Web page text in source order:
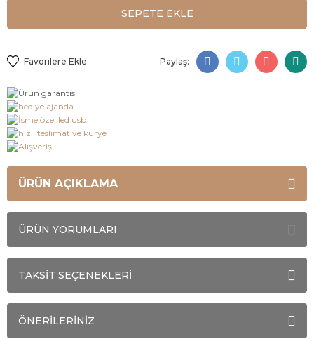
SEPETE EKLE
Paylaş:
ÜRÜN AÇIKLAMA
ÜRÜN YORUMLARI
TAKSİT SEÇENEKLERİ
ÖNERİLERİNİZ